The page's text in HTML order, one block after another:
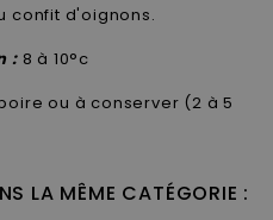
confit d'oignons.
:8 à 10°c
ou à conserver (2 à 5
LA MÊME CATÉGORIE :